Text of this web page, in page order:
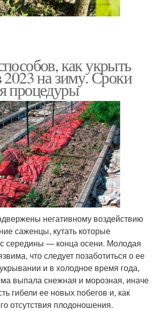
как укрыть
2023 на зиму. Сроки
процедуры
негативному воздействию
саженцы, кутать которые
середины — конца осени. Молодая
что следует позаботиться о ее
и в холодное время года,
выпала снежная и морозная, иначе
гибели ее новых побегов и, как
отсутствия плодоношения.